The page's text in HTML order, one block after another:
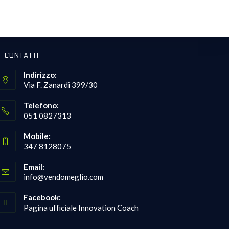
CONTATTI
Indirizzo:
Via F. Zanardi 399/30
Telefono:
051 0827313
in
your
application
Mobile:
347 8128075
in
your
application
Email:
info@vendomeglio.comOpens
application
Facebook:
Pagina ufficiale Innovation Coach